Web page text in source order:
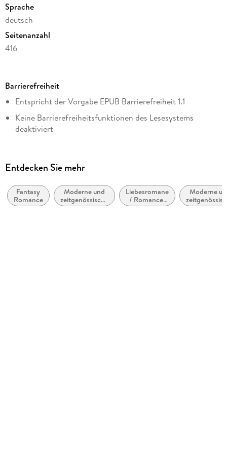
Sprache
deutsch
Seitenanzahl
416
Reihe
Vampire Royals, 1
Autor/Autorin
Marie Niehoff
Rowohlt eBooks
mit Wasserzeichen versehen
Family Sharing
Barrierefreiheit
Entspricht der Vorgabe EPUB Barrierefreiheit 1.1
Keine Barrierefreiheitsfunktionen des Lesesystems
deaktiviert
Hoher Farbkontrast für bessere Lesbarkeit
Navigation über vorherige/nächste Abschnitte möglich
Entdecken Sie mehr
Fantasy
Romance
Moderne und
zeitgenössische
Belletristik:
Liebesromane
/ Romance:
Romantasy,
Moderne